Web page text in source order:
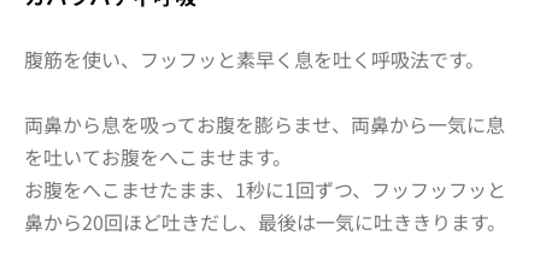
腹筋を使い、フッフッと素早く息を吐く呼吸法です。
両鼻から息を吸ってお腹を膨らませ、両鼻から一気に息
を吐いてお腹をへこませます。
お腹をへこませたまま、1秒に1回ずつ、フッフッフッと
鼻から20回ほど吐きだし、最後は一気に吐ききります。